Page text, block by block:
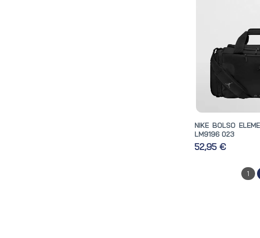
NIKE BOLSO
LM9196 023
52,95 €
1